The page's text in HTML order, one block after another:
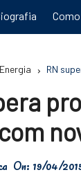
Energia RN
On: 19/04/